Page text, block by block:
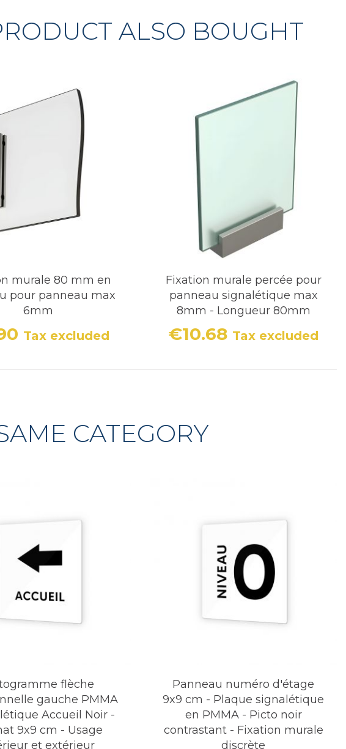
ALSO BOUGHT
murale 80 mm en
pour panneau max
6mm
Price
Tax excluded
Fixation murale percée pour
panneau signalétique max
8mm - Longueur 80mm
Price
€10.68 Tax excluded
CATEGORY
flèche
gauche PMMA
Accueil Noir -
9x9 cm - Usage
et extérieur
Panneau numéro d'étage
9x9 cm - Plaque signalétique
en PMMA - Picto noir
contrastant - Fixation murale
discrète